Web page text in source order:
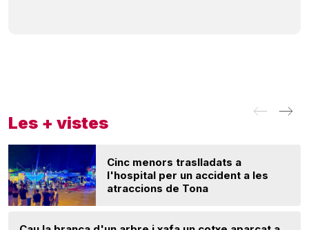
Les + vistes
Cinc menors traslladats a
l'hospital per un accident a les
atraccions de Tona